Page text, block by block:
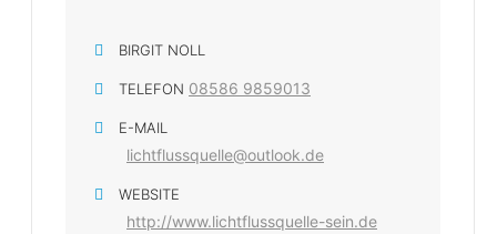
BIRGIT NOLL
TELEFON 08586 9859013
E-MAIL
lichtflussquelle@outlook.de
WEBSITE
http://www.lichtflussquelle-sein.de